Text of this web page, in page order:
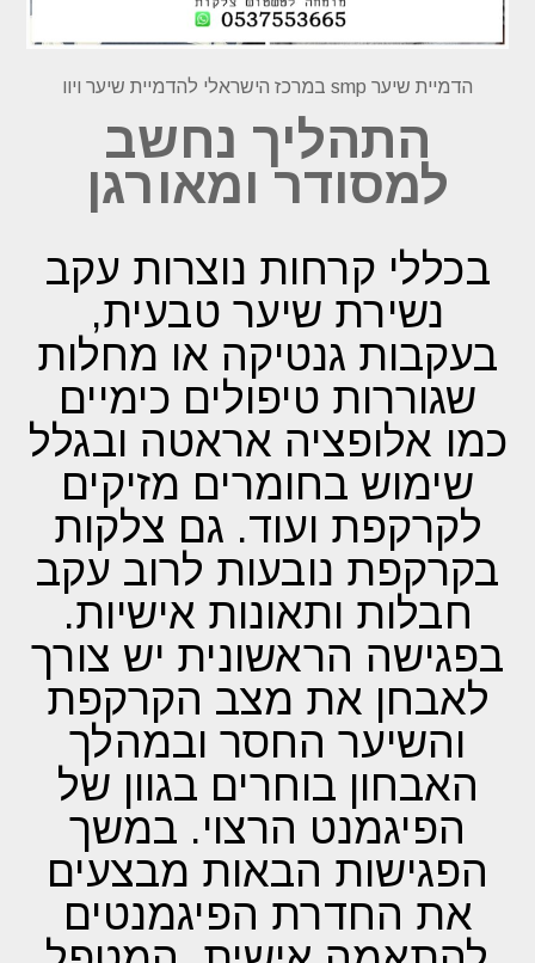
הדמיית שיער smp במרכז הישראלי להדמיית שיער ויוו
התהליך נחשב
למסודר ומאורגן
בכללי קרחות נוצרות עקב
נשירת שיער טבעית,
בעקבות גנטיקה או מחלות
שגוררות טיפולים כימיים
כמו אלופציה אראטה ובגלל
שימוש בחומרים מזיקים
לקרקפת ועוד. גם צלקות
בקרקפת נובעות לרוב עקב
חבלות ותאונות אישיות.
בפגישה הראשונית יש צורך
לאבחן את מצב הקרקפת
והשיער החסר ובמהלך
האבחון בוחרים בגוון של
הפיגמנט הרצוי. במשך
הפגישות הבאות מבצעים
את החדרת הפיגמנטים